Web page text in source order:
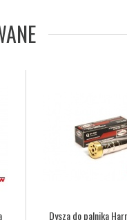
6290 3NX
Wąż